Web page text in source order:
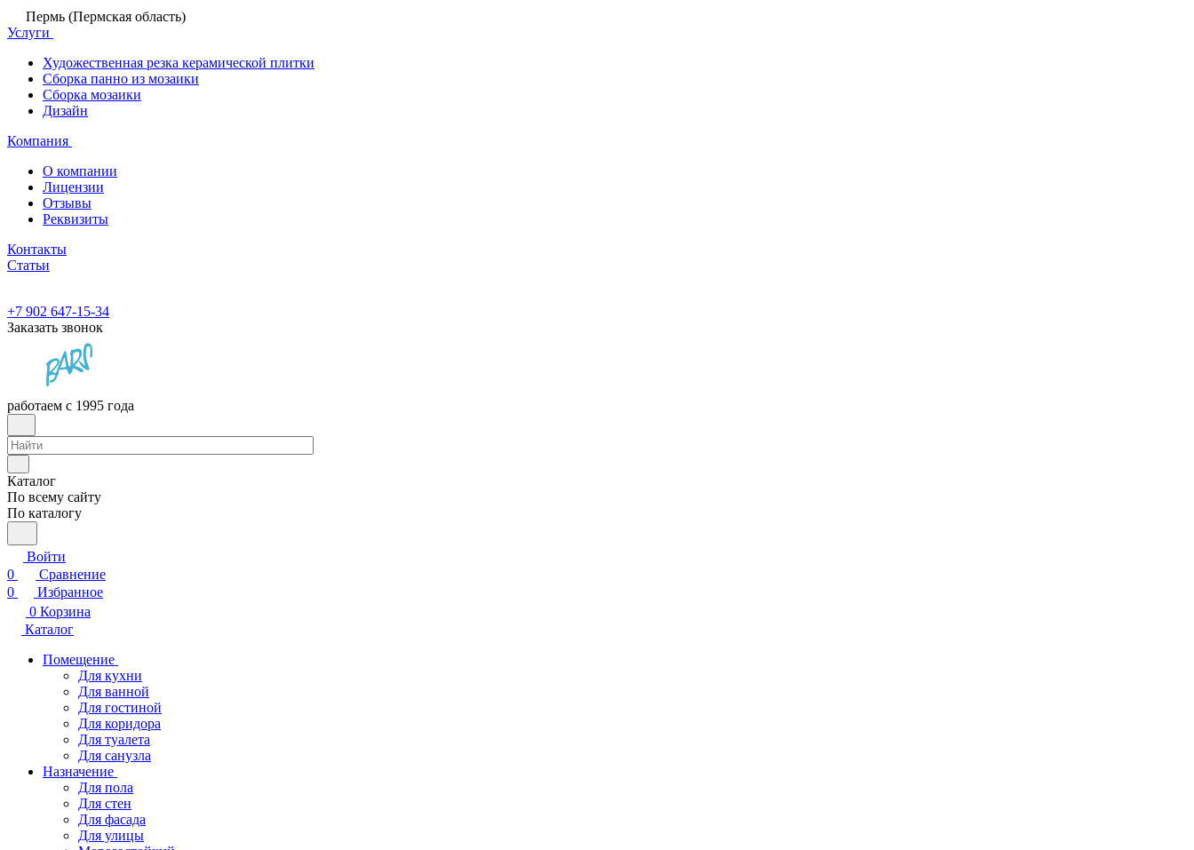
Пермь (Пермская область)
Услуги
Художественная резка керамической плитки
Сборка панно из мозаики
Сборка мозаики
Дизайн
Компания
О компании
Лицензии
Отзывы
Реквизиты
Контакты
Статьи
+7 902 647-15-34
Заказать звонок
работаем с 1995 года
Каталог
По всему сайту
По каталогу
Войти
0
Сравнение
0
Избранное
0 Корзина
Каталог
Помещение
Для кухни
Для ванной
Для гостиной
Для коридора
Для туалета
Для санузла
Назначение
Для пола
Для стен
Для фасада
Для улицы